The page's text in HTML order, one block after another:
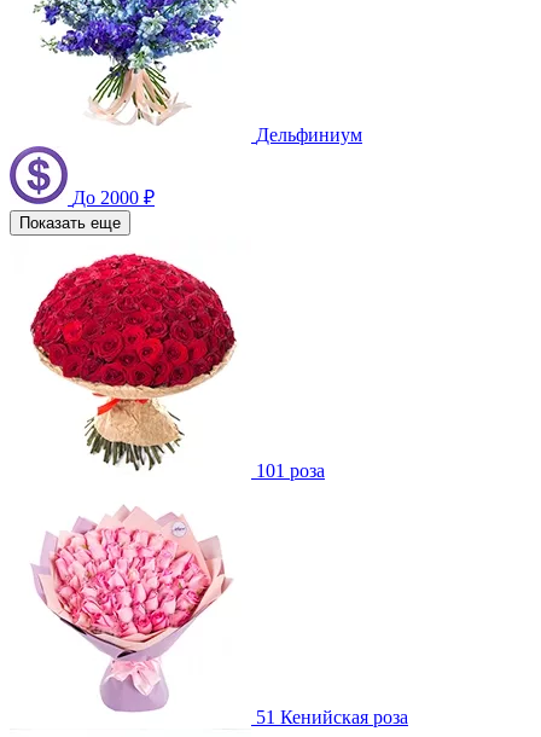
Дельфиниум
До 2000 ₽
Показать еще
101 роза
51 Кенийская роза